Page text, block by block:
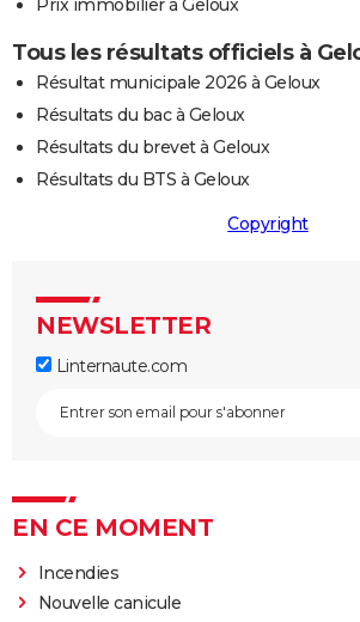
Prix immobilier à Geloux
Tous les résultats officiels à
Résultat municipale 2026 à Geloux
Résultats du bac à Geloux
Résultats du brevet à Geloux
Résultats du BTS à Geloux
Copyright
NEWSLETTER
Linternaute.com
EN CE MOMENT
Incendies
Nouvelle canicule